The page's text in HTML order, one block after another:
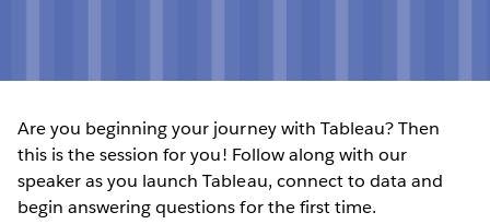
Are you beginning your journey with Tableau? Then
this is the session for you! Follow along with our
speaker as you launch Tableau, connect to data and
begin answering questions for the first time.